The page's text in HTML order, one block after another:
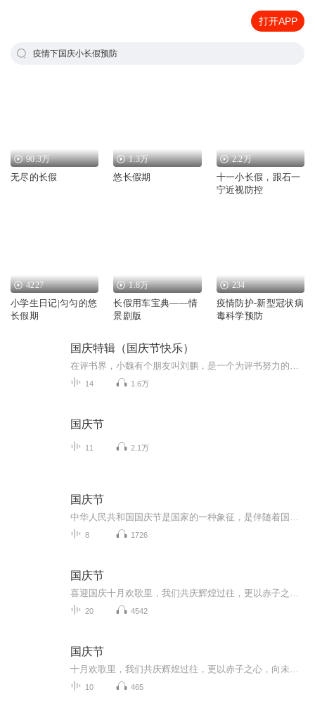
打开APP
疫情下国庆小长假预防
90.3万
无尽的长假
1.3万
悠长假期
2.2万
十一小长假，跟石一
宁近视防控
4227
小学生日记|匀匀的悠
长假期
1.8万
长假用车宝典——情
景剧版
234
疫情防护-新型冠状病
毒科学预防
国庆特辑（国庆节快乐）
14 1.6万
国庆节
11 2.1万
国庆节
8 1726
国庆节
20 4542
国庆节
10 465